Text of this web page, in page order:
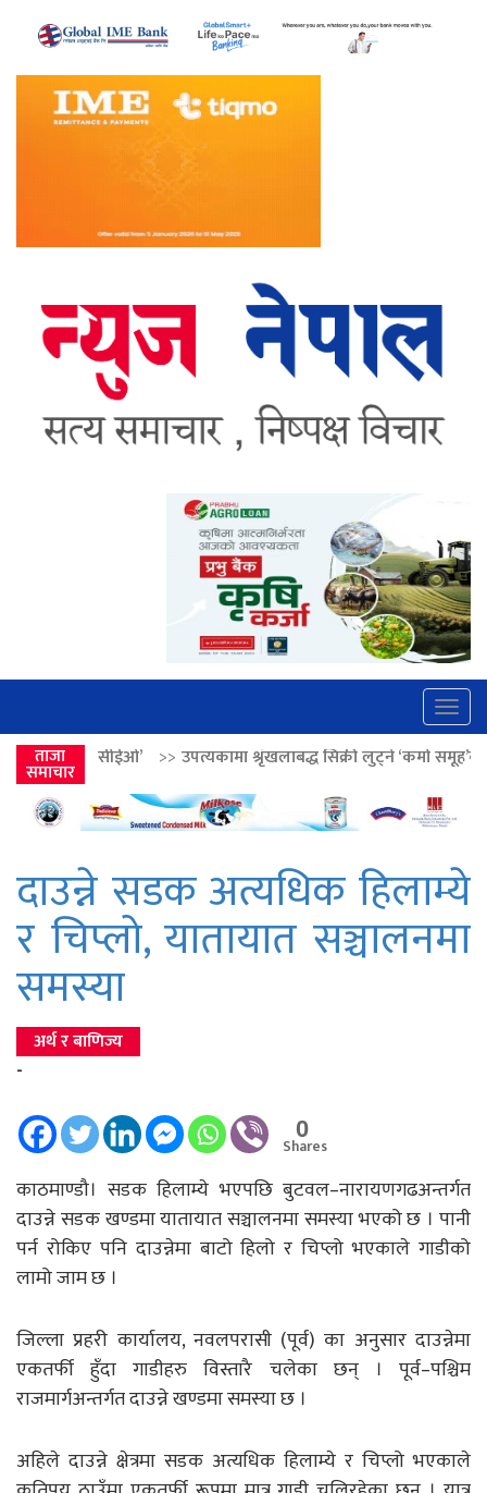
ताजा
समाचार
>>उपत्यकामा श्रृंखलाबद्ध सिक्री लुट्ने ‘कर्मा समूह’का नाइकेसहित पाँच
दाउन्ने सडक अत्यधिक हिलाम्ये
र चिप्लो, यातायात सञ्चालनमा
समस्या
अर्थ र बाणिज्य
-
0
Shares
काठमाण्डौ। सडक हिलाम्ये भएपछि बुटवल–नारायणगढअन्तर्गत
दाउन्ने सडक खण्डमा यातायात सञ्चालनमा समस्या भएको छ । पानी
पर्न रोकिए पनि दाउन्नेमा बाटो हिलो र चिप्लो भएकाले गाडीको
लामो जाम छ ।
जिल्ला प्रहरी कार्यालय, नवलपरासी (पूर्व) का अनुसार दाउन्नेमा
एकतर्फी हुँदा गाडीहरु विस्तारै चलेका छन् । पूर्व–पश्चिम
राजमार्गअन्तर्गत दाउन्ने खण्डमा समस्या छ ।
अहिले दाउन्ने क्षेत्रमा सडक अत्यधिक हिलाम्ये र चिप्लो भएकाले